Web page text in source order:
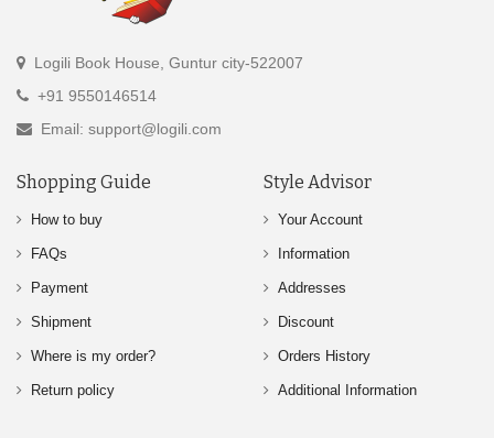
Logili Book House, Guntur city-522007
+91 9550146514
Email: support@logili.com
Shopping Guide
How to buy
FAQs
Payment
Shipment
Where is my order?
Return policy
Style Advisor
Your Account
Information
Addresses
Discount
Orders History
Additional Information